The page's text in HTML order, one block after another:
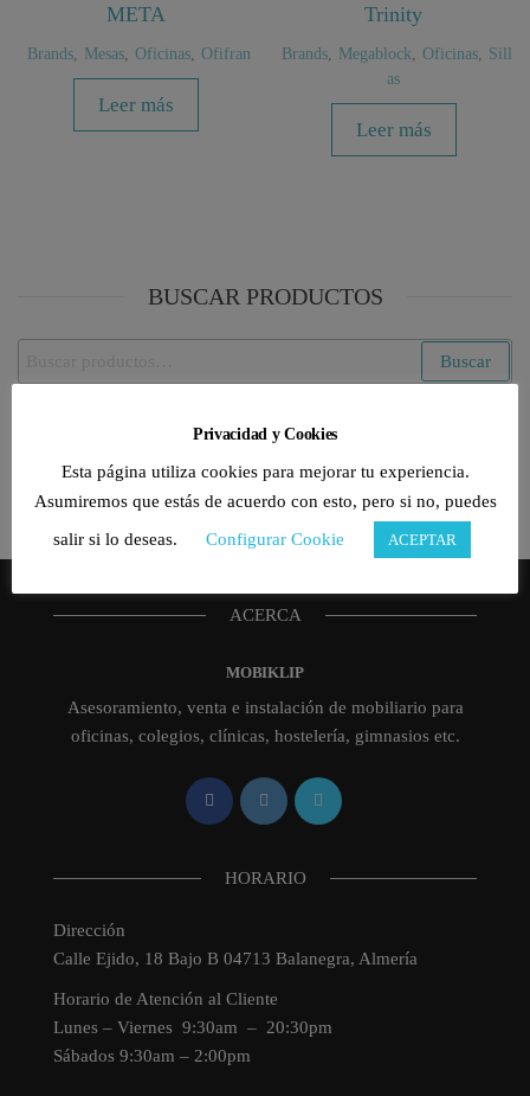
META
Brands Mesas Oficinas Ofifran
Leer más
Trinity
Brands, Megablock Oficinas,
Sill
as
Leer más
BUSCAR PRODUCTOS
por:
Buscar
CATEGORÍAS DE PRODUCTO
Selecciona una categoría
ACERCA
MOBIKLIP
Asesoramiento, venta e instalación de mobiliario para
oficinas, colegios, clínicas, hostelería, gimnasios etc.
HORARIO
Dirección
Calle Ejido, 18 Bajo B 04713 Balanegra, Almería
Horario de Atención al Cliente
Lunes – Viernes 9:30am – 20:30pm
Sábados 9:30am – 2:00pm
Privacidad y Cookies
Esta página utiliza cookies para mejorar tu experiencia.
Asumiremos que estás de acuerdo con esto, pero si no, puedes
salir si lo deseas.
Configurar Cookie ACEPTAR